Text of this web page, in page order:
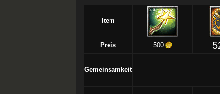
Item
Preis 500
Gemeinsamkeit